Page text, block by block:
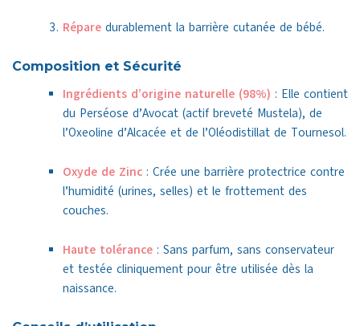
Réparedurablement la barrière cutanée de bébé.
Composition et Sécurité
Ingrédients d’origine naturelle (98%) : Elle contient
du Perséose d’Avocat (actif breveté Mustela), de
l’Oxeoline d’Alcacée et de l’Oléodistillat de Tournesol.
Oxyde de Zinc: Crée une barrière protectrice contre
l’humidité (urines, selles) et le frottement des
couches.
Haute tolérance: Sans parfum, sans conservateur
et testée cliniquement pour être utilisée dès la
naissance.